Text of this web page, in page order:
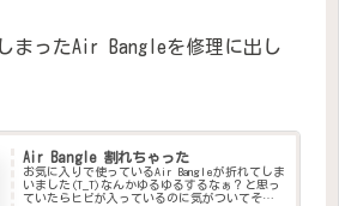
まったAir Bangleを修理に出し
Air Bangle 割れちゃった
お気に入りで使っているAir Bangleが折れてしま
いました(T_T)なんかゆるゆるするなぁ？と思っ
ていたらヒビが入っているのに気がついてその